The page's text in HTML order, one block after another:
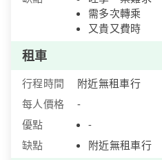
需多次轉乘
又貴又費時
租車
行程時間
附近無租車行
每人價格
-
優點
-
缺點
附近無租車行